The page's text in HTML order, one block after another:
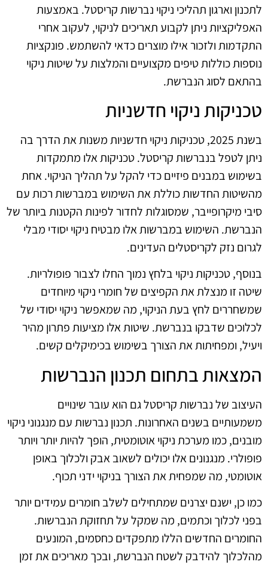
לתכנון וארגון תהליכי ניקוי נברשות קריסטל. באמצעות
האפליקציות ניתן לקבוע תאריכים לניקוי, לעקוב אחרי
התקדמות ולזכור אילו מוצרים כדאי להשתמש. פונקציות
נוספות כוללות טיפים מקצועיים והמלצות על שיטות ניקוי
בהתאם לסוג הנברשת.
טכניקות ניקוי חדשניות
בשנת 2025, טכניקות ניקוי חדשניות משנות את הדרך בה
ניתן לטפל בנברשות קריסטל. טכניקות אלו מתמקדות
בשימוש במבנים פיזיים כדי להקל על תהליך הניקוי. אחת
מהשיטות החדשות כוללת את השימוש במברשות רכות עם
סיבי מיקרופייבר, שמסוגלות לחדור לפינות הקטנות ביותר של
הנברשת. השימוש במברשות אלו מבטיח ניקוי יסודי מבלי
לגרום נזק לקריסטלים העדינים.
בנוסף, טכניקות ניקוי בלחץ נמוך החלו לצבור פופולריות.
שיטה זו מנצלת את הקפיצים של חומרי ניקוי מיוחדים
שמשחררים לחץ בעת הניקוי, מה שמאפשר ניקוי יסודי של
לכלוכים שדבקו בנברשת. שיטות אלו מציעות פתרון מהיר
ויעיל, ומפחיתות את הצורך בשימוש בכימיקלים קשים.
המצאות בתחום תכנון הנברשות
העיצוב של נברשות קריסטל גם הוא עובר שינויים
משמעותיים בשנים האחרונות. תכנון נברשות עם מנגנוני ניקוי
מובנים, כמו מערכת ניקוי אוטומטית, הופך להיות יותר ויותר
פופולרי. מנגנונים אלו יכולים לשאוב אבק ולכלוך באופן
אוטומטי, מה שמפחית את הצורך בניקוי ידני תכוף.
כמו כן, ישנם יצרנים שמתחילים לשלב חומרים עמידים יותר
בפני לכלוך וכתמים, מה שמקל על תחזוקת הנברשות.
החומרים החדשים הללו מתפקדים כחסמים, המונעים
מהלכלוך להידבק לשטח הנברשת, ובכך מאריכים את זמן